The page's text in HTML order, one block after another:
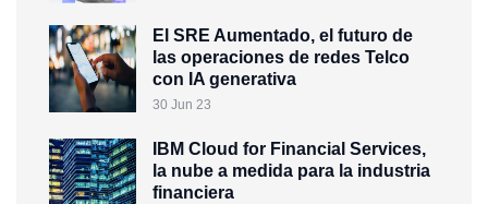
El SRE Aumentado, el futuro de
las operaciones de redes Telco
con IA generativa
30 Jun 23
IBM Cloud for Financial Services,
la nube a medida para la industria
financiera